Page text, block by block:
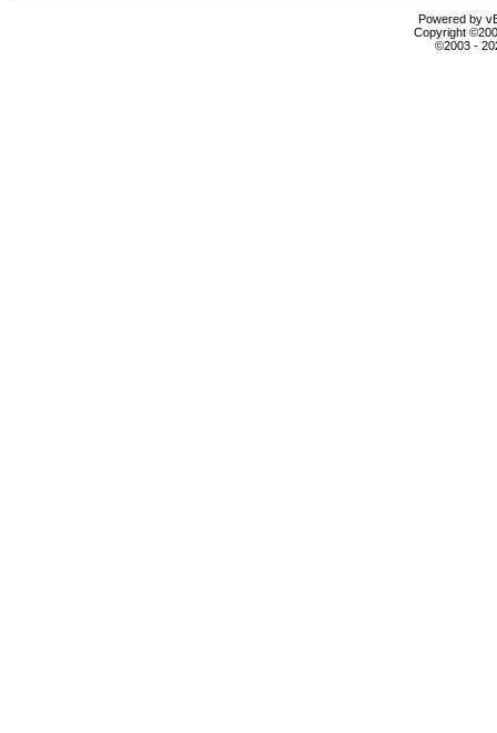
Powered by
Copyright
©2003 -